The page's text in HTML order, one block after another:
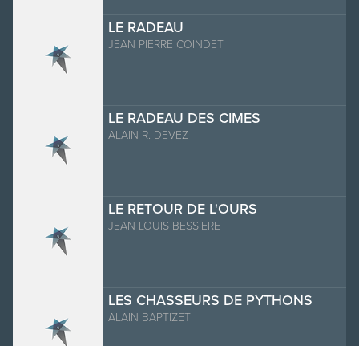
LE RADEAU
JEAN PIERRE COINDET
LE RADEAU DES CIMES
ALAIN R. DEVEZ
LE RETOUR DE L'OURS
JEAN LOUIS BESSIERE
LES CHASSEURS DE PYTHONS
ALAIN BAPTIZET